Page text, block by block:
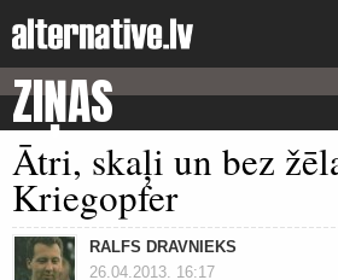
ZIŅAS
Ātri, skaļi un bez
Kriegopfer
RALFS DRAVNIEKS
26.04.2013. 16:17